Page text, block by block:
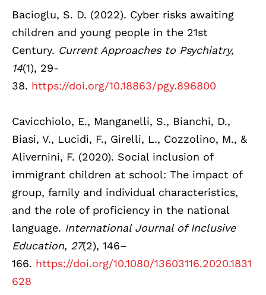
Bacioglu, S. D. (2022). Cyber risks awaiting
children and young people in the 21st
Century. Current Approaches to Psychiatry,
14(1), 29-
38. https://doi.org/10.18863/pgy.896800
Cavicchiolo, E., Manganelli, S., Bianchi, D.,
Biasi, V., Lucidi, F., Girelli, L., Cozzolino, M., &
Alivernini, F. (2020). Social inclusion of
immigrant children at school: The impact of
group, family and individual characteristics,
and the role of proficiency in the national
language. International Journal of Inclusive
Education, 27(2), 146–
166. https://doi.org/10.1080/13603116.2020.1831
628